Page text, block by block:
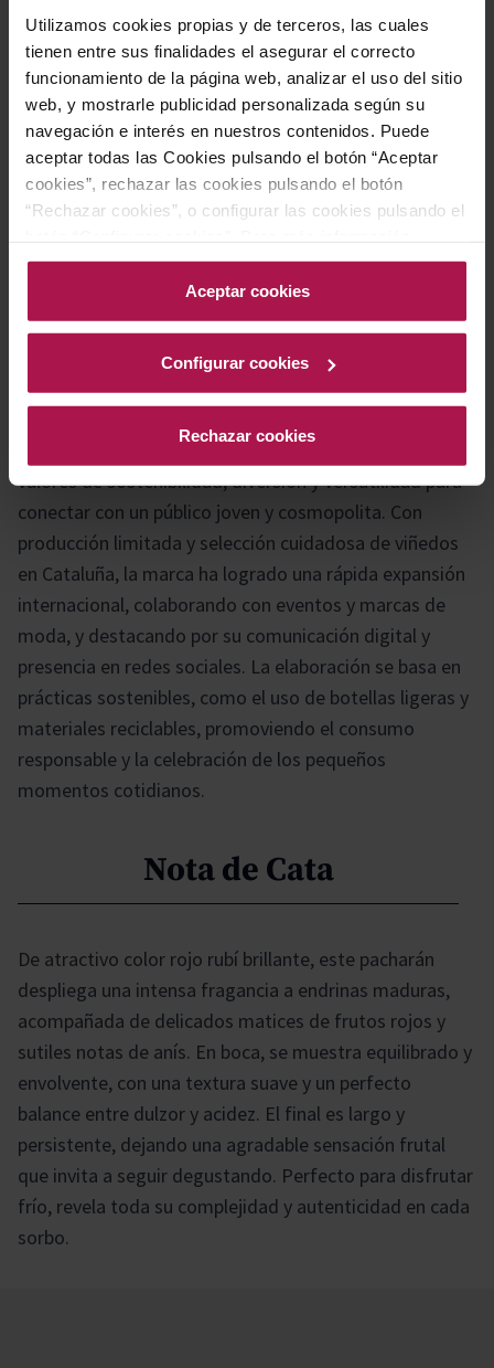
Utilizamos cookies propias y de terceros, las cuales
tienen entre sus finalidades el asegurar el correcto
funcionamiento de la página web, analizar el uso del sitio
web, y mostrarle publicidad personalizada según su
navegación e interés en nuestros contenidos. Puede
aceptar todas las Cookies pulsando el botón “Aceptar
cookies”, rechazar las cookies pulsando el botón
“Rechazar cookies”, o configurar las cookies pulsando el
acceda a nuestra Política de Cookies.Para más
información acceda a nuestraPolítica de Cookies
Aceptar cookies
Configurar cookies
Rechazar cookies
Acompaña perfectamente ensaladas, verduras a la
parrilla, pescados, mariscos, tapas y sushi, siendo ideal
como aperitivo.
Historia bodega
Fundada en Barcelona en 2019, Born Rosé representa
una propuesta de vino rosado moderno y fresco,
inspirada en el estilo de vida mediterráneo y pensada
para los gustos contemporáneos. El proyecto,
una imagen innovadora y desenfadada, transmitiendo
valores de sostenibilidad, diversión y versatilidad para
conectar con un público joven y cosmopolita. Con
producción limitada y selección cuidadosa de viñedos
en Cataluña, la marca ha logrado una rápida expansión
internacional, colaborando con eventos y marcas de
moda, y destacando por su comunicación digital y
presencia en redes sociales. La elaboración se basa en
prácticas sostenibles, como el uso de botellas ligeras y
materiales reciclables, promoviendo el consumo
responsable y la celebración de los pequeños
momentos cotidianos.
Nota de Cata
De atractivo color rojo rubí brillante, este pacharán
despliega una intensa fragancia a endrinas maduras,
acompañada de delicados matices de frutos rojos y
sutiles notas de anís. En boca, se muestra equilibrado y
envolvente, con una textura suave y un perfecto
balance entre dulzor y acidez. El final es largo y
persistente, dejando una agradable sensación frutal
que invita a seguir degustando. Perfecto para disfrutar
frío, revela toda su complejidad y autenticidad en cada
sorbo.